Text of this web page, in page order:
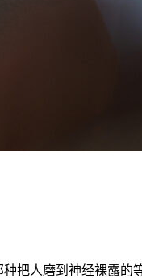
把人磨到神经裸露的